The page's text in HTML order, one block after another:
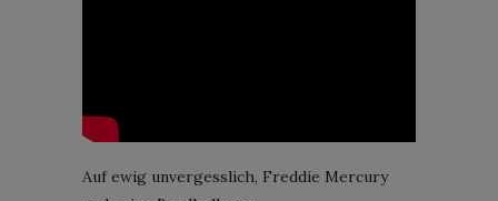
Auf ewig unvergesslich, Freddie Mercury